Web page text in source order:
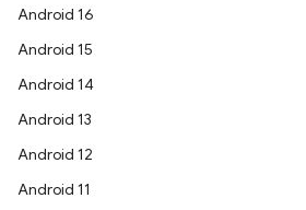
Android 16
Android 15
Android 14
Android 13
Android 12
Android 11